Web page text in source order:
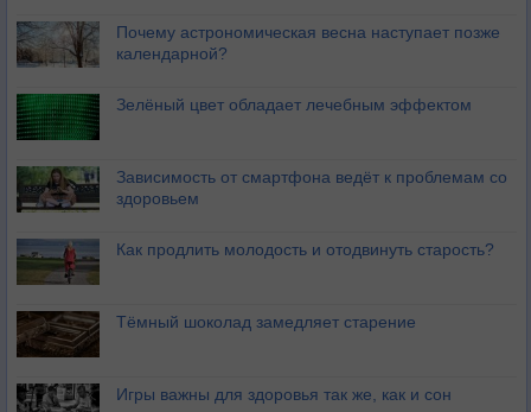
Почему астрономическая весна наступает позже
календарной?
Зелёный цвет обладает лечебным эффектом
Зависимость от смартфона ведёт к проблемам со
здоровьем
Как продлить молодость и отодвинуть старость?
Тёмный шоколад замедляет старение
Игры важны для здоровья так же, как и сон